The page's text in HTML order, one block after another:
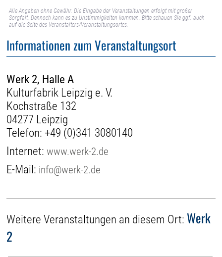
Alle Angaben ohne Gewähr. Die Eingabe der Veranstaltungen erfolgt mit großer
Sorgfalt. Dennoch kann es zu Unstimmigkeiten kommen. Bitte schauen Sie ggf. auch
auf die Seite des Veranstalters/Veranstaltungsortes.
Informationen zum Veranstaltungsort
Werk 2, Halle A
Kulturfabrik Leipzig e. V.
Kochstraße 132
04277 Leipzig
Telefon: +49 (0)341 3080140
Internet:www.werk-2.de
E-Mail: info@werk-2.de
Weitere Veranstaltungen an diesem Ort: Werk
2